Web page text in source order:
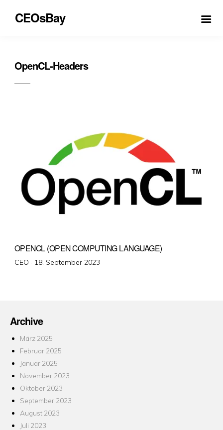
CEOsBay
OpenCL-Headers
OPENCL (OPEN COMPUTING LANGUAGE)
CEO · Veröffentlicht
18. September 2023
Archive
März 2025
Februar 2025
Januar 2025
November 2023
Oktober 2023
September 2023
August 2023
Juli 2023